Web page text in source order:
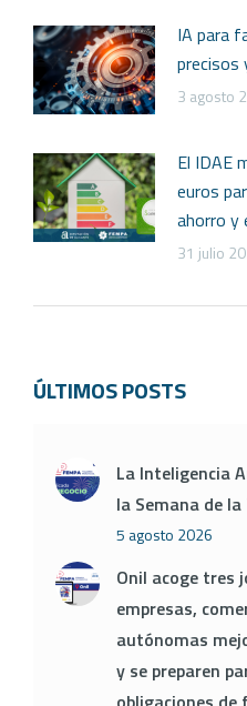
IA para
precisos
3 agosto
El IDAE
euros
ahorro y
31 julio
ÚLTIMOS POSTS
La Inteligencia
la Semana de
5 agosto 2026
Onil acoge tres
empresas,
autónomas
y se preparen